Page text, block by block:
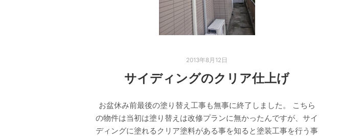
2013年8月12日
サイディングのクリア仕上げ
お盆休み前最後の塗り替え工事も無事に終了しました。 こちら
の物件は当初は塗り替えは改修プランに無かったんですが、サイ
ディングに塗れるクリア塗料がある事を知ると塗装工事を行う事